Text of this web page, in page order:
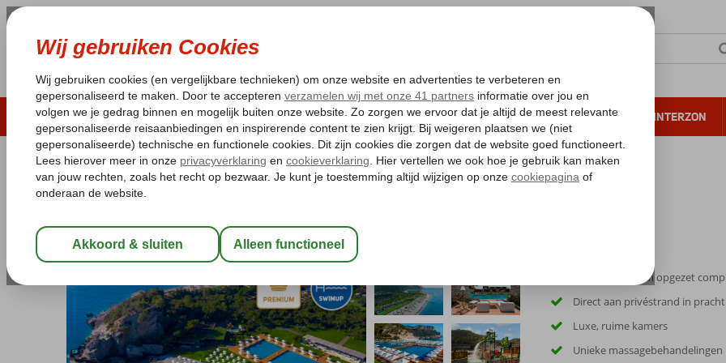
LAST MINUTE ZOMER 2026 ZONVAKANTIE VERRE REIZEN ALL INCLUSIVE WINTERZON
Pakketgarantie Laagsteprijsgarantie* Gratis annuleren*
Home
Turkije Turkse Riviera
Maxx Royal Kemer
Ultra All Inclusive-Hotel
Schitterend ruim opgezet
Direct aan privéstrand in
Luxe, ruime kamers
Unieke massagebehandelingen